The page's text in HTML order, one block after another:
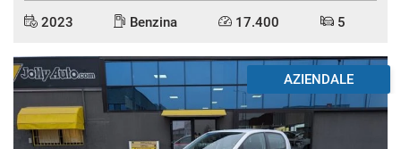
2023 Benzina 17.400 5
DISPONIBILE